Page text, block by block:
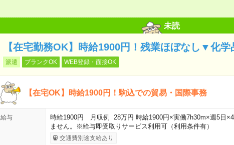
未読
【在宅勤務OK】時給1900円！残業ほぼなし▼化
派遣 ブランクOK WEB登録・面接OK
【在宅OK】時給1900円！駒込での貿易・国際事務
給与
時給1900円 月収例 28万円 時給1900円×実働7h30m×週5日
ません。※給与即受取りサービス利用可（利用条件有）
交通費別途支給あり